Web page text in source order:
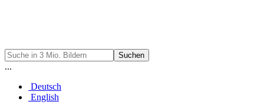
Suchen
...
Deutsch
English